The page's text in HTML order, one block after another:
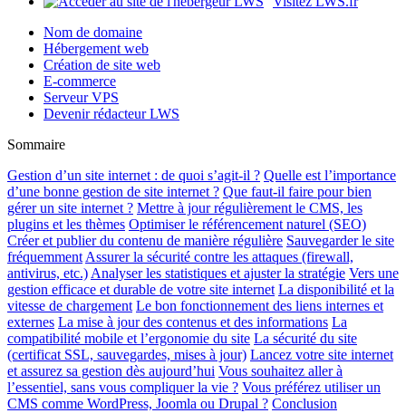
Nom de domaine
Hébergement web
Création de site web
E-commerce
Serveur VPS
Devenir rédacteur LWS
Sommaire
Gestion d’un site internet : de quoi s’agit-il ? Quelle est l’importance
d’une bonne gestion de site internet ? Que faut-il faire pour bien
gérer un site internet ? Mettre à jour régulièrement le CMS, les
plugins et les thèmes Optimiser le référencement naturel (SEO)
Créer et publier du contenu de manière régulière Sauvegarder le site
fréquemment Assurer la sécurité contre les attaques (firewall,
antivirus, etc.) Analyser les statistiques et ajuster la stratégie Vers une
gestion efficace et durable de votre site internet La disponibilité et la
vitesse de chargement Le bon fonctionnement des liens internes et
externes La mise à jour des contenus et des informations La
compatibilité mobile et l’ergonomie du site La sécurité du site
(certificat SSL, sauvegardes, mises à jour) Lancez votre site internet
et assurez sa gestion dès aujourd’hui Vous souhaitez aller à
l’essentiel, sans vous compliquer la vie ? Vous préférez utiliser un
CMS comme WordPress, Joomla ou Drupal ? Conclusion